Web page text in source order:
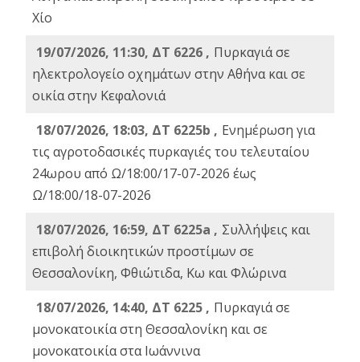
Χίο
19/07/2026, 11:30, ΔΤ 6226 , Πυρκαγιά σε
ηλεκτρολογείο οχημάτων στην Αθήνα και σε
οικία στην Κεφαλονιά
18/07/2026, 18:03, ΔΤ 6225b , Ενημέρωση για
τις αγροτοδασικές πυρκαγιές του τελευταίου
24ωρου από Ω/18:00/17-07-2026 έως
Ω/18:00/18-07-2026
18/07/2026, 16:59, ΔT 6225a , Συλλήψεις και
επιβολή διοικητικών προστίμων σε
Θεσσαλονίκη, Φθιώτιδα, Κω και Φλώρινα
18/07/2026, 14:40, ΔΤ 6225 , Πυρκαγιά σε
μονοκατοικία στη Θεσσαλονίκη και σε
μονοκατοικία στα Ιωάννινα